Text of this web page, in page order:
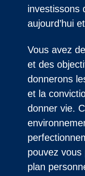
investissons
aujourd’hui
Vous avez
et des
donnerons
et la
donner vie.
pouvez
plan